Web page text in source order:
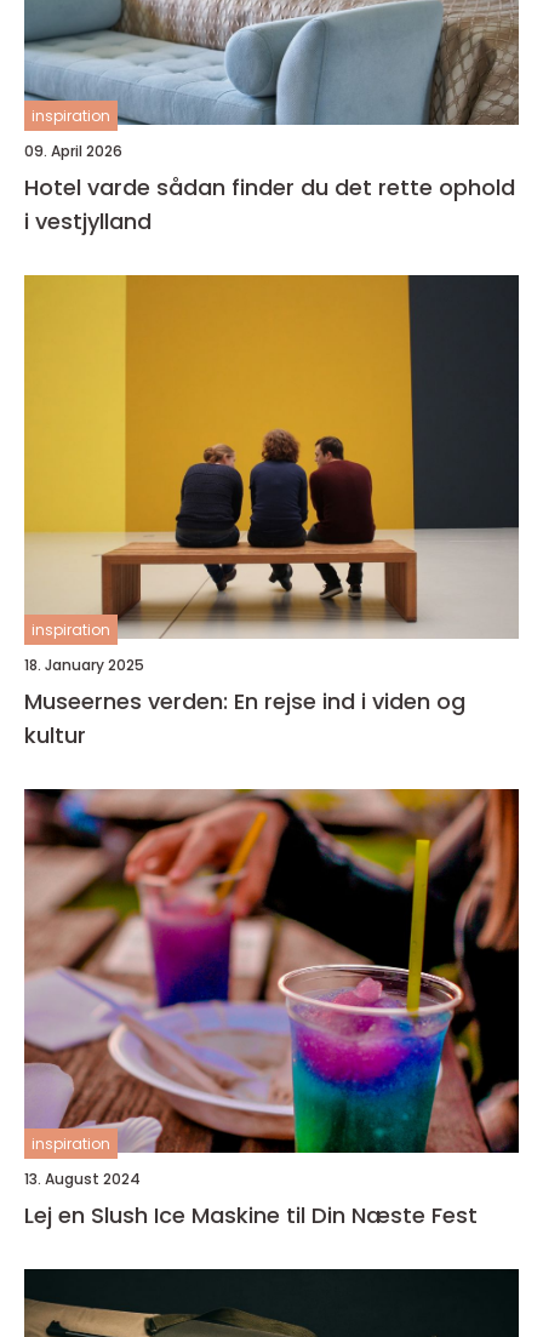
inspiration
09. April 2026
Hotel varde sådan finder du det rette ophold
i vestjylland
inspiration
18. January 2025
Museernes verden: En rejse ind i viden og
kultur
inspiration
13. August 2024
Lej en Slush Ice Maskine til Din Næste Fest